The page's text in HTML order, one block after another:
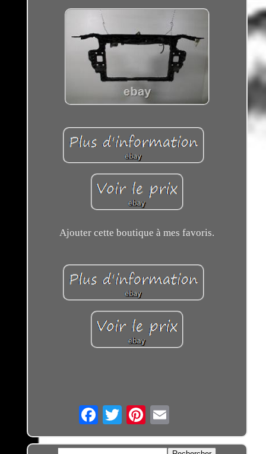
Ajouter cette boutique à mes favoris.
Email